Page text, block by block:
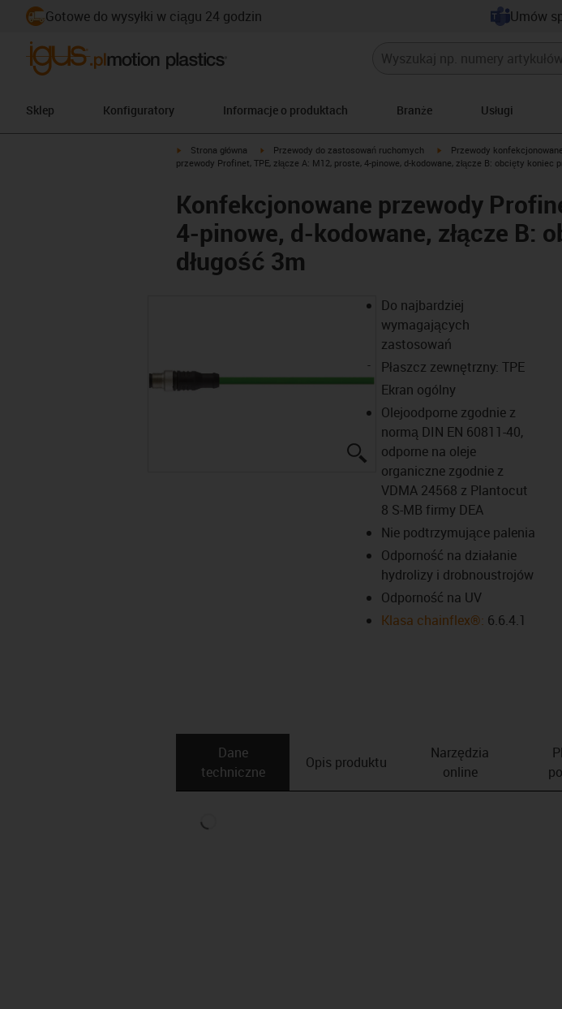
Gotowe do wysyłki w ciągu 24 godzin Umów
Sklep Konfiguratory Informacje o produktach Branże Usługi
igus-icon-arrow-right
Strona główna igus-icon-arrow-right
Przewody do zastosowań ruchomych igus-icon-arrow-right
Przewody konfekcjonowane
przewody Profinet, TPE, złącze A: M12, proste, 4-pinowe, d-kodowane, złącze B: obcięty koniec
Konfekcjonowane przewody
4-pinowe, d-kodowane, złącze B:
długość 3m
igus-icon-lupe
Do najbardziej
wymagających
zastosowań
Płaszcz zewnętrzny: TPE
Ekran ogólny
Olejoodporne zgodnie z
normą DIN EN 60811-40,
odporne na oleje
organiczne zgodnie z
VDMA 24568 z Plantocut
8 S-MB firmy DEA
Nie podtrzymujące palenia
Odporność na działanie
hydrolizy i drobnoustrojów
Odporność na UV
Klasa chainflex®: 6.6.4.1
Dane
techniczne
Opis ­produktu
Narzędzia
online